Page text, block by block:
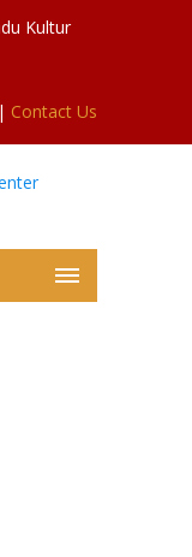
Kultur
| Contact Us